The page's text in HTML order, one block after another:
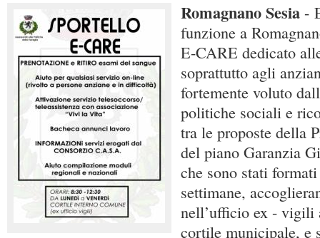
Romagnano Sesia -
funzione a
E-CARE dedicato
soprattutto agli
fortemente voluto
politiche sociali e
tra le proposte della
del piano Garanzia
che sono stati
settimane,
nell’ufficio ex - vigili
cortile municipale, e